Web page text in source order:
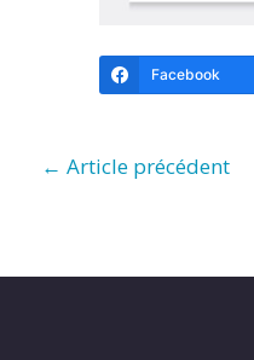
Facebook
← Article précédent